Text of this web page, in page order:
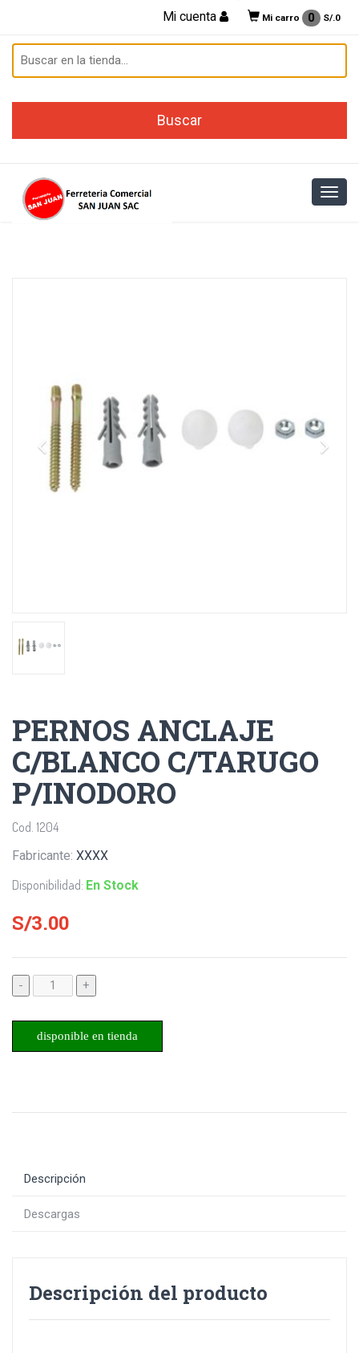
Mi cuenta Mi carro 0 S/.0
PERNOS ANCLAJE
C/BLANCO C/TARUGO
P/INODORO
Cod. 1204
Fabricante: XXXX
Disponibilidad: En Stock
S/3.00
- +
disponible en tienda
Descripción
Descargas
Descripción del producto